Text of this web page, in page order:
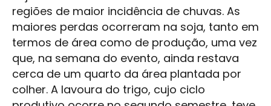
regiões de maior incidência de chuvas. As
maiores perdas ocorreram na soja, tanto em
termos de área como de produção, uma vez
que, na semana do evento, ainda restava
cerca de um quarto da área plantada por
colher. A lavoura do trigo, cujo ciclo